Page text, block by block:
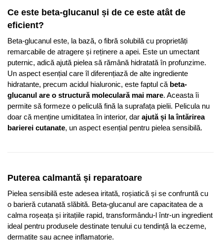
Ce este beta-glucanul și de ce este atât de
eficient?
Beta-glucanul este, la bază, o fibră solubilă cu proprietăți
remarcabile de atragere și reținere a apei. Este un umectant
puternic, adică ajută pielea să rămână hidratată în profunzime.
Un aspect esențial care îl diferențiază de alte ingrediente
hidratante, precum acidul hialuronic, este faptul că beta-
glucanul are o structură moleculară mai mare. Aceasta îi
permite să formeze o peliculă fină la suprafața pielii. Pelicula nu
doar că menține umiditatea în interior, dar ajută și la întărirea
barierei cutanate, un aspect esențial pentru pielea sensibilă.
Puterea calmantă și reparatoare
Pielea sensibilă este adesea iritată, roșiatică și se confruntă cu
o barieră cutanată slăbită. Beta-glucanul are capacitatea de a
calma roșeața și iritațiile rapid, transformându-l într-un ingredient
ideal pentru produsele destinate tenului cu tendință la eczeme,
dermatite sau acnee inflamatorie.